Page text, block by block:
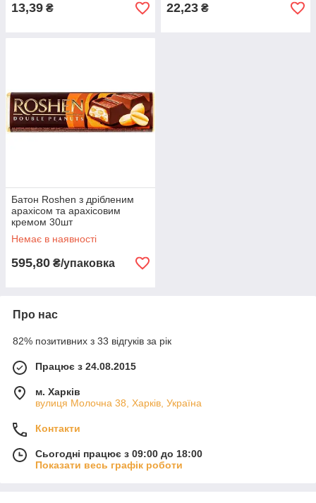
13,39 ₴ 22,23 ₴
Батон Roshen з дрібленим
арахісом та арахісовим
кремом 30шт
Немає в наявності
595,80 ₴/упаковка
Про нас
82% позитивних з 33 відгуків за рік
Працює з 24.08.2015
м. Харків
вулиця Молочна 38, Харків, Україна
Контакти
Сьогодні працює з 09:00 до 18:00
Показати весь графік роботи